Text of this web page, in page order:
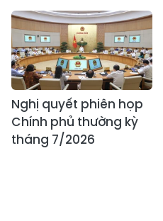
Nghị quyết phiên họp
Chính phủ thường kỳ
tháng 7/2026